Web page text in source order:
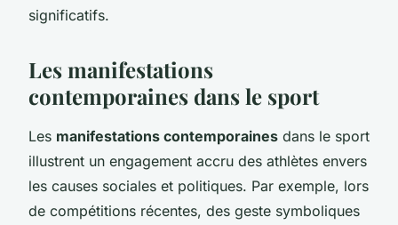
significatifs.
Les manifestations
contemporaines dans le sport
Les manifestations contemporaines dans le sport
illustrent un engagement accru des athlètes envers
les causes sociales et politiques. Par exemple, lors
de compétitions récentes, des geste symboliques